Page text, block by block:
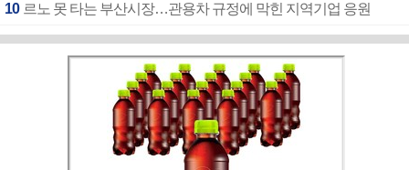
10 르노 못 타는 부산시장…관용차 규정에 막힌 지역기업 응원